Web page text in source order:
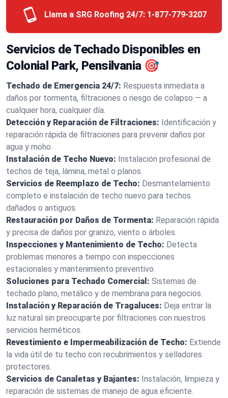
Llama a SRG Roofing 24/7: 1-877-779-3207
Servicios de Techado Disponibles en
Colonial Park, Pensilvania 🎯
Techado de Emergencia 24/7: Respuesta inmediata a
daños por tormenta, filtraciones o riesgo de colapso — a
cualquier hora, cualquier día.
Detección y Reparación de Filtraciones: Identificación y
reparación rápida de filtraciones para prevenir daños por
agua y moho.
Instalación de Techo Nuevo: Instalación profesional de
techos de teja, lámina, metal o planos.
Servicios de Reemplazo de Techo: Desmantelamiento
completo e instalación de techo nuevo para techos
dañados o antiguos.
Restauración por Daños de Tormenta: Reparación rápida
y precisa de daños por granizo, viento o árboles.
Inspecciones y Mantenimiento de Techo: Detecta
problemas menores a tiempo con inspecciones
estacionales y mantenimiento preventivo.
Soluciones para Techado Comercial: Sistemas de
techado plano, metálico y de membrana para negocios.
Instalación y Reparación de Tragaluces: Deja entrar la
luz natural sin preocuparte por filtraciones con nuestros
servicios herméticos.
Revestimiento e Impermeabilización de Techo: Extiende
la vida útil de tu techo con recubrimientos y selladores
protectores.
Servicios de Canaletas y Bajantes: Instalación, limpieza y
reparación de sistemas de manejo de agua eficiente.